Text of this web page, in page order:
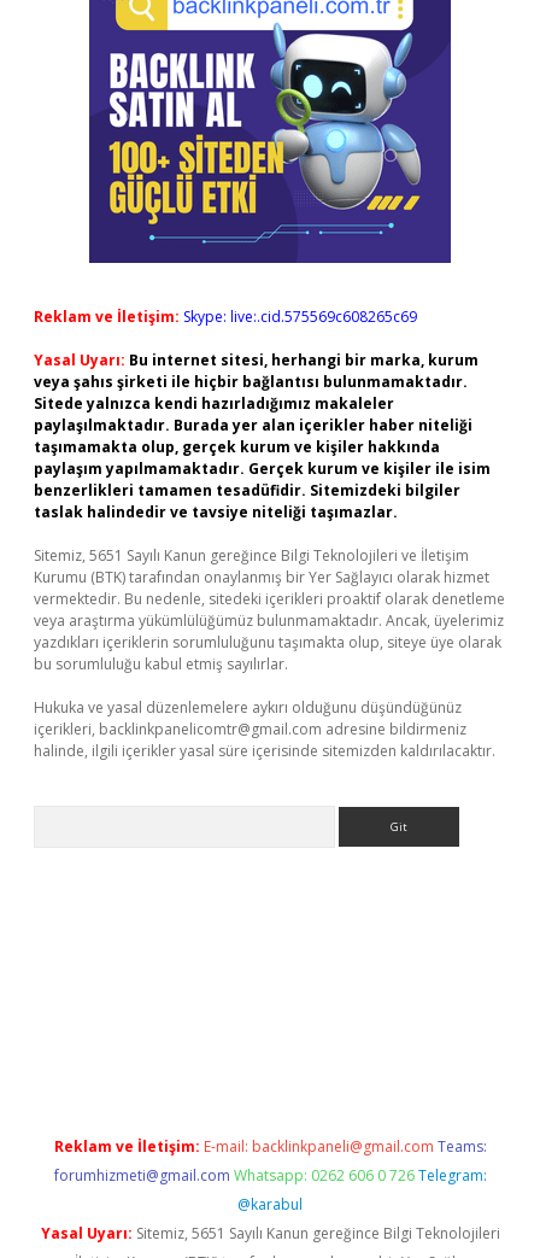
Reklam ve İletişim: Skype: live:.cid.575569c608265c69
Yasal Uyarı: Bu internet sitesi, herhangi bir marka, kurum
veya şahıs şirketi ile hiçbir bağlantısı bulunmamaktadır.
Sitede yalnızca kendi hazırladığımız makaleler
paylaşılmaktadır. Burada yer alan içerikler haber niteliği
taşımamakta olup, gerçek kurum ve kişiler hakkında
paylaşım yapılmamaktadır. Gerçek kurum ve kişiler ile isim
benzerlikleri tamamen tesadüfidir. Sitemizdeki bilgiler
taslak halindedir ve tavsiye niteliği taşımazlar.
Sitemiz, 5651 Sayılı Kanun gereğince Bilgi Teknolojileri ve İletişim
Kurumu (BTK) tarafından onaylanmış bir Yer Sağlayıcı olarak hizmet
vermektedir. Bu nedenle, sitedeki içerikleri proaktif olarak denetleme
veya araştırma yükümlülüğümüz bulunmamaktadır. Ancak, üyelerimiz
yazdıkları içeriklerin sorumluluğunu taşımakta olup, siteye üye olarak
bu sorumluluğu kabul etmiş sayılırlar.
Hukuka ve yasal düzenlemelere aykırı olduğunu düşündüğünüz
içerikleri, backlinkpanelicomtr@gmail.com adresine bildirmeniz
halinde, ilgili içerikler yasal süre içerisinde sitemizden kaldırılacaktır.
Reklam ve İletişim: E-mail: backlinkpaneli@gmail.com Teams:
forumhizmeti@gmail.com Whatsapp: 0262 606 0 726 Telegram:
@karabul
Yasal Uyarı: Sitemiz, 5651 Sayılı Kanun gereğince Bilgi Teknolojileri